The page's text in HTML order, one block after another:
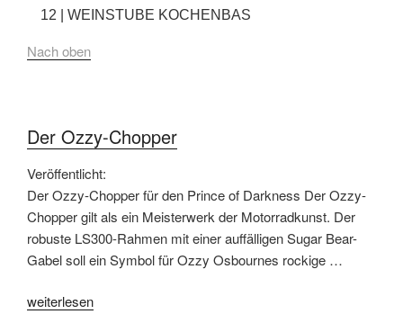
12 | WEINSTUBE KOCHENBAS
Nach oben
Der Ozzy-Chopper
Veröffentlicht:
Der Ozzy-Chopper für den Prince of Darkness Der Ozzy-
Chopper gilt als ein Meisterwerk der Motorradkunst. Der
robuste LS300-Rahmen mit einer auffälligen Sugar Bear-
Gabel soll ein Symbol für Ozzy Osbournes rockige …
„Der
weiterlesen